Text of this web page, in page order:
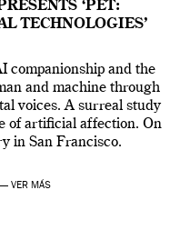
‘PET:
TECHNOLOGIES’
companionship and the
and machine through
voices. A surreal study
of artificial affection. On
in San Francisco.
— VER MÁS